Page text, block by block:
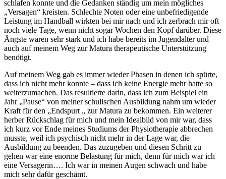
schlafen konnte und die Gedanken ständig um mein mögliches
„Versagen“ kreisten. Schlechte Noten oder eine unbefriedigende
Leistung im Handball wirkten bei mir nach und ich zerbrach mir oft
noch viele Tage, wenn nicht sogar Wochen den Kopf darüber. Diese
Ängste waren sehr stark und ich habe bereits im Jugendalter und
auch auf meinem Weg zur Matura therapeutische Unterstützung
benötigt.
Auf meinem Weg gab es immer wieder Phasen in denen ich spürte,
dass ich nicht mehr konnte – dass ich keine Energie mehr hatte so
weiterzumachen. Das resultierte darin, dass ich zum Beispiel ein
Jahr „Pause“ von meiner schulischen Ausbildung nahm um wieder
Kraft für den „Endspurt „ zur Matura zu bekommen. Ein weiterer
herber Rückschlag für mich und mein Idealbild von mir war, dass
ich kurz vor Ende meines Studiums der Physiotherapie abbrechen
musste, weil ich psychisch nicht mehr in der Lage war, die
Ausbildung zu beenden. Das zuzugeben und diesen Schritt zu
gehen war eine enorme Belastung für mich, denn für mich war ich
eine Versagerin…. Ich war in meinen Augen schwach und habe
mich sehr dafür geschämt.